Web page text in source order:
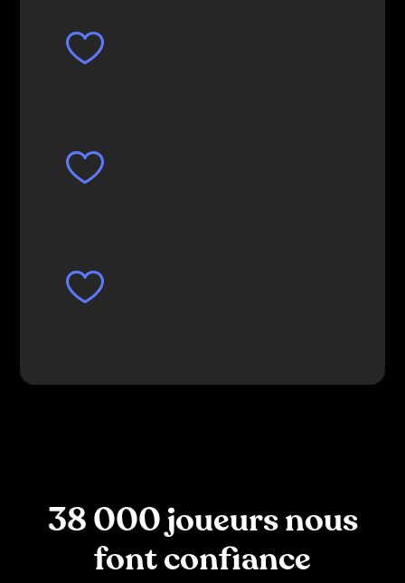
38 000 joueurs nous
font confiance